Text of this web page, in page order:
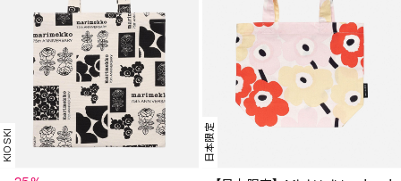
KIOSKI 日本限定